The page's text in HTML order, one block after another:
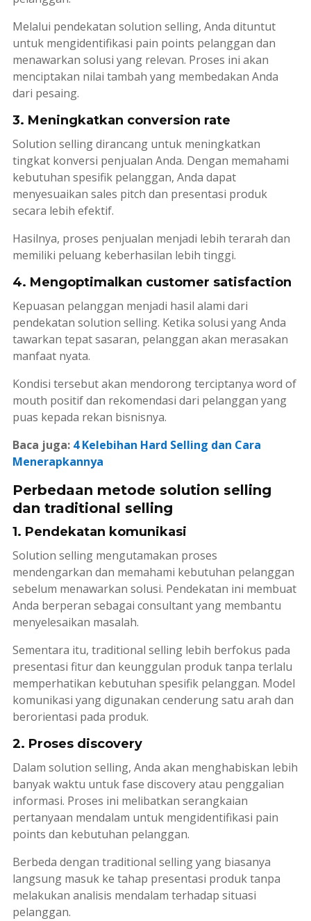
Melalui pendekatan solution selling, Anda dituntut
untuk mengidentifikasi pain points pelanggan dan
menawarkan solusi yang relevan. Proses ini akan
menciptakan nilai tambah yang membedakan Anda
dari pesaing.
3. Meningkatkan conversion rate
Solution sellingdirancang untuk meningkatkan
tingkat konversi penjualan Anda. Dengan memahami
kebutuhan spesifik pelanggan, Anda dapat
menyesuaikan sales pitch dan presentasi produk
secara lebih efektif.
Hasilnya, proses penjualan menjadi lebih terarah dan
memiliki peluang keberhasilan lebih tinggi.
4. Mengoptimalkan customer satisfaction
Kepuasan pelanggan menjadi hasil alami dari
pendekatan solution selling. Ketika solusi yang Anda
tawarkan tepat sasaran, pelanggan akan merasakan
manfaat nyata.
Kondisi tersebut akan mendorong terciptanya word of
mouth positif dan rekomendasi dari pelanggan yang
puas kepada rekan bisnisnya.
Baca juga: 4 Kelebihan Hard Selling dan Cara
Menerapkannya
Perbedaan metode solution selling
dan traditional selling
1. Pendekatan komunikasi
Solution sellingmengutamakan proses
mendengarkan dan memahami kebutuhan pelanggan
sebelum menawarkan solusi. Pendekatan ini membuat
Anda berperan sebagai consultantyang membantu
menyelesaikan masalah.
Sementara itu, traditional sellinglebih berfokus pada
presentasi fitur dan keunggulan produk tanpa terlalu
memperhatikan kebutuhan spesifik pelanggan. Model
komunikasi yang digunakan cenderung satu arah dan
berorientasi pada produk.
2. Proses discovery
Dalam solution selling, Anda akan menghabiskan lebih
banyak waktu untuk fase discoveryatau penggalian
informasi. Proses ini melibatkan serangkaian
pertanyaan mendalam untuk mengidentifikasi pain
points dan kebutuhan pelanggan.
Berbeda dengan traditional sellingyang biasanya
langsung masuk ke tahap presentasi produk tanpa
melakukan analisis mendalam terhadap situasi
pelanggan.